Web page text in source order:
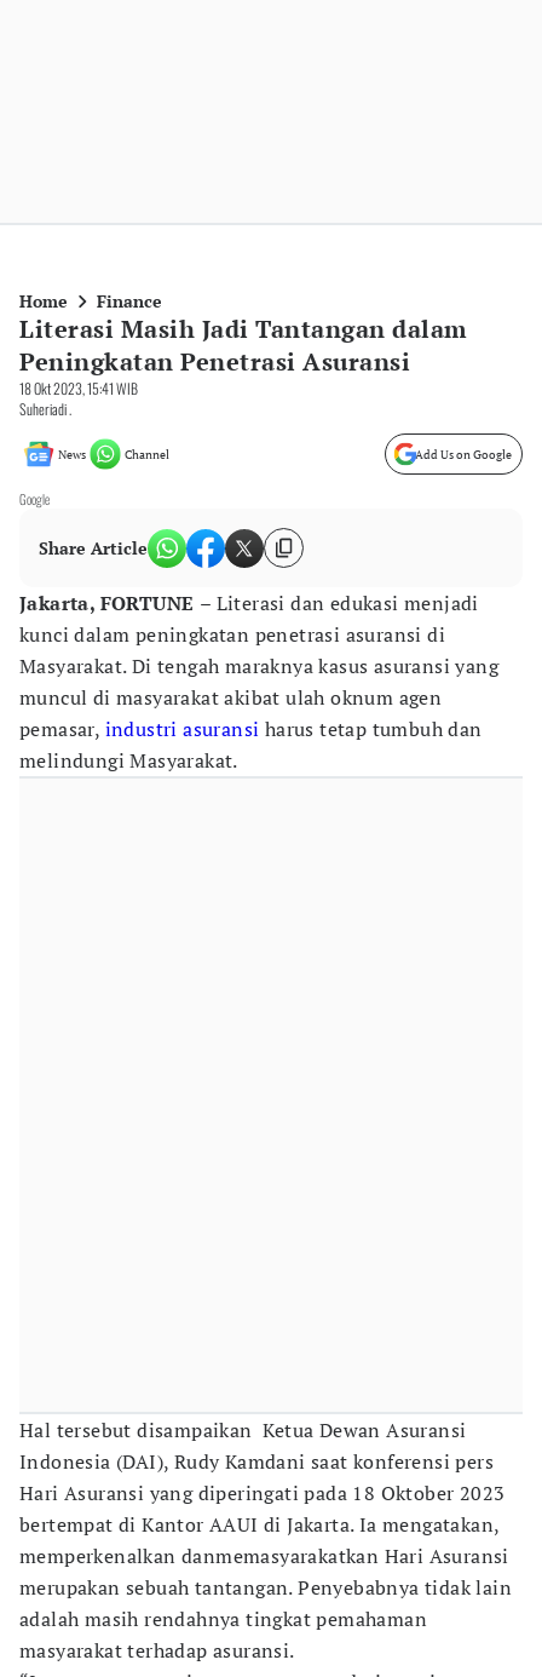
Home Finance
Literasi Masih Jadi Tantangan dalam
Peningkatan Penetrasi Asuransi
18 Okt 2023, 15:41 WIB
Suheriadi .
News Channel Add Us on Google
Google
Share Article
Jakarta, FORTUNE – Literasi dan edukasi menjadi
kunci dalam peningkatan penetrasi asuransi di
Masyarakat. Di tengah maraknya kasus asuransi yang
muncul di masyarakat akibat ulah oknum agen
pemasar, industri asuransi harus tetap tumbuh dan
melindungi Masyarakat.
Hal tersebut disampaikan Ketua Dewan Asuransi
Indonesia (DAI), Rudy Kamdani saat konferensi pers
Hari Asuransi yang diperingati pada 18 Oktober 2023
bertempat di Kantor AAUI di Jakarta. Ia mengatakan,
memperkenalkan danmemasyarakatkan Hari Asuransi
merupakan sebuah tantangan. Penyebabnya tidak lain
adalah masih rendahnya tingkat pemahaman
masyarakat terhadap asuransi.